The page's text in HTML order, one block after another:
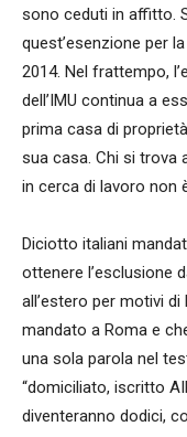
sono ceduti in affitto.
quest’esenzione per
2014. Nel frattempo,
dell’IMU continua a
prima casa di
sua casa. Chi si trova
in cerca di lavoro non
Diciotto italiani
ottenere l’esclusione
all’estero per motivi
mandato a Roma e
una sola parola nel
“domiciliato, iscritto
diventeranno dodici,